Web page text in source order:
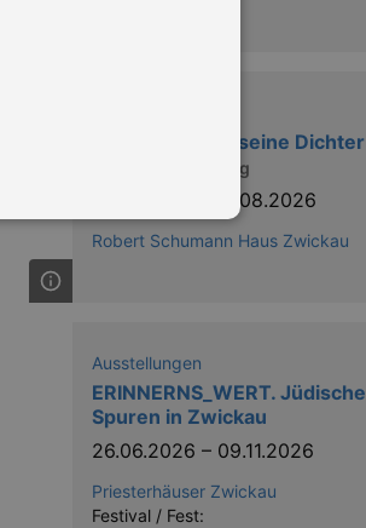
Schumann und seine Dichter
Sonderausstellung
16.08.2026
Robert Schumann Haus Zwickau
Ausstellungen
ERINNERNS_WERT. Jüdische
Spuren in Zwickau
26.06.2026 – 09.11.2026
Priesterhäuser Zwickau
Festival / Fest:
visitor cookie consent
to work properly.
Cross-Site Request Forgery